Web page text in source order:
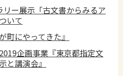
ー展示「古文書からみるア
いて
町にやってきた』
企画事業『東京都指定文
と講演会』